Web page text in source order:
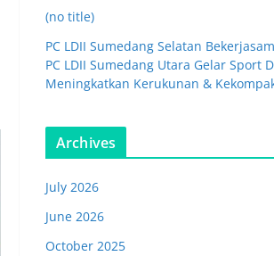
(no title)
PC LDII Sumedang Selatan
PC LDII Sumedang Utara Gelar Sport
Meningkatkan Kerukunan &
Archives
July 2026
June 2026
October 2025